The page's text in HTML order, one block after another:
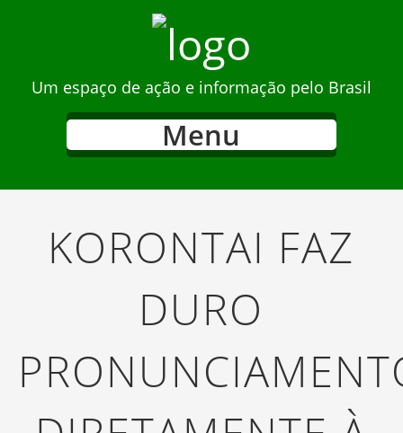
Um espaço de ação e informação pelo Brasil
Menu
KORONTAI FAZ
DURO